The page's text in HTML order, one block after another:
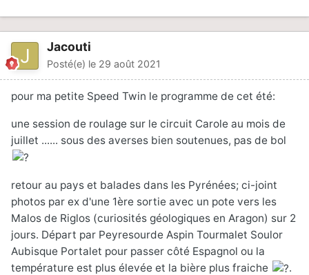
Jacouti
Posté(e) le 29 août 2021
pour ma petite Speed Twin le programme de cet été:
une session de roulage sur le circuit Carole au mois de
juillet ...... sous des averses bien soutenues, pas de bol
retour au pays et balades dans les Pyrénées; ci-joint
photos par ex d'une 1ère sortie avec un pote vers les
Malos de Riglos (curiosités géologiques en Aragon) sur 2
jours. Départ par Peyresourde Aspin Tourmalet Soulor
Aubisque Portalet pour passer côté Espagnol ou la
température est plus élevée et la bière plus fraiche
.